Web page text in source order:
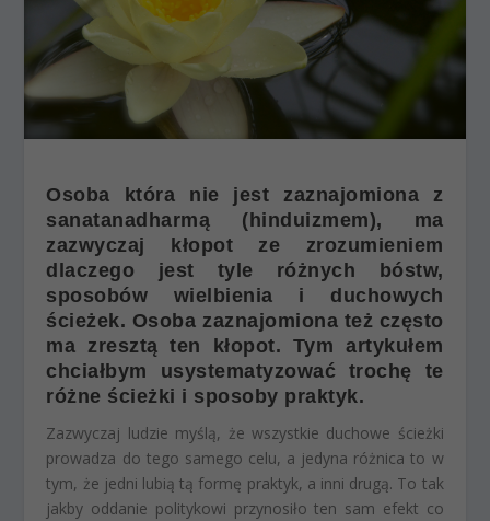
Osoba która nie jest zaznajomiona z
sanatanadharmą (hinduizmem), ma
zazwyczaj kłopot ze zrozumieniem
dlaczego jest tyle różnych bóstw,
sposobów wielbienia i duchowych
ścieżek. Osoba zaznajomiona też często
ma zresztą ten kłopot. Tym artykułem
chciałbym usystematyzować trochę te
różne ścieżki i sposoby praktyk.
Zazwyczaj ludzie myślą, że wszystkie duchowe ścieżki
prowadza do tego samego celu, a jedyna różnica to w
tym, że jedni lubią tą formę praktyk, a inni drugą. To tak
jakby oddanie politykowi przynosiło ten sam efekt co